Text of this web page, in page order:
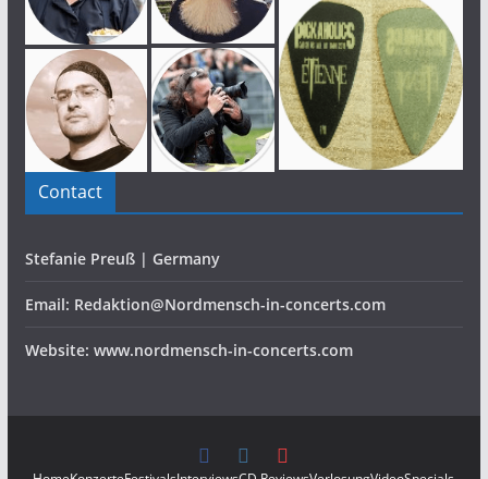
Contact
Stefanie Preuß | Germany
Email: Redaktion@Nordmensch-in-concerts.com
Website: www.nordmensch-in-concerts.com